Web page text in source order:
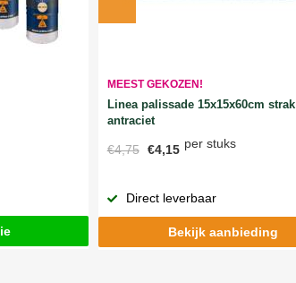
MEEST GEKOZEN!
Linea palissade 15x15x60cm strak
antraciet
€4,75 €4,15 per stuks
Direct leverbaar
Bekijk aanbieding